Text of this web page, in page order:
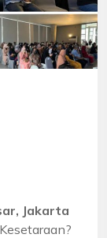
Jakarta